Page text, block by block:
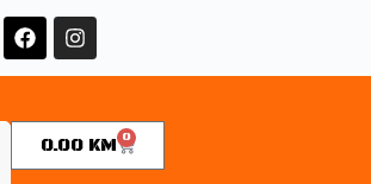
0.00 KM 0